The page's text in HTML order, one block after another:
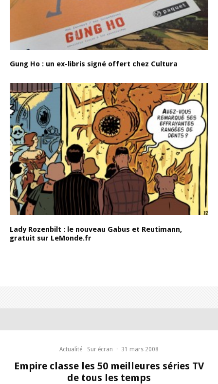
Gung Ho : un ex-libris signé offert chez Cultura
Lady Rozenbilt : le nouveau Gabus et Reutimann,
gratuit sur LeMonde.fr
Actualité Sur écran · 31 mars 2008
Empire classe les 50 meilleures séries TV
de tous les temps